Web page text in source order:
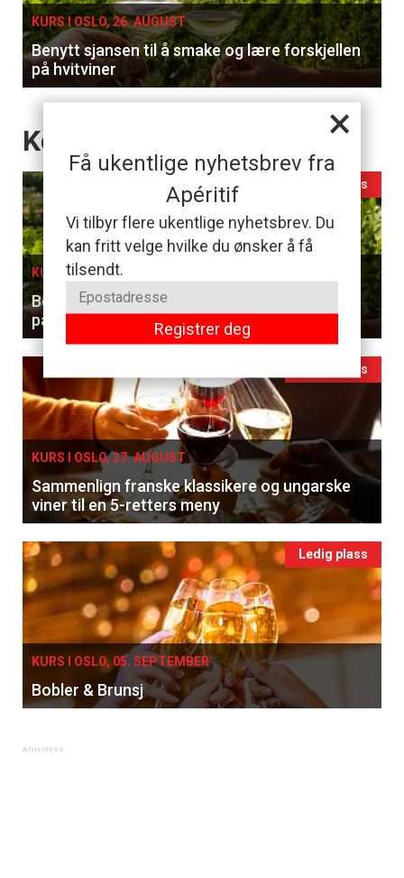
×
Få ukentlige nyhetsbrev fra
Apéritif
Vi tilbyr flere ukentlige nyhetsbrev. Du
kan fritt velge hvilke du ønsker å få
tilsendt.
Registrer deg
KURS I OSLO, 26. AUGUST
Benytt sjansen til å smake og lære forskjellen
på hvitviner
Events
Kommende Kurs
Ledig plass
KURS I OSLO, 26. AUGUST
Benytt sjansen til å smake og lære forskjellen
på hvitviner
Ledig plass
KURS I OSLO, 27. AUGUST
Sammenlign franske klassikere og ungarske
viner til en 5-retters meny
Ledig plass
KURS I OSLO, 05. SEPTEMBER
Bobler & Brunsj